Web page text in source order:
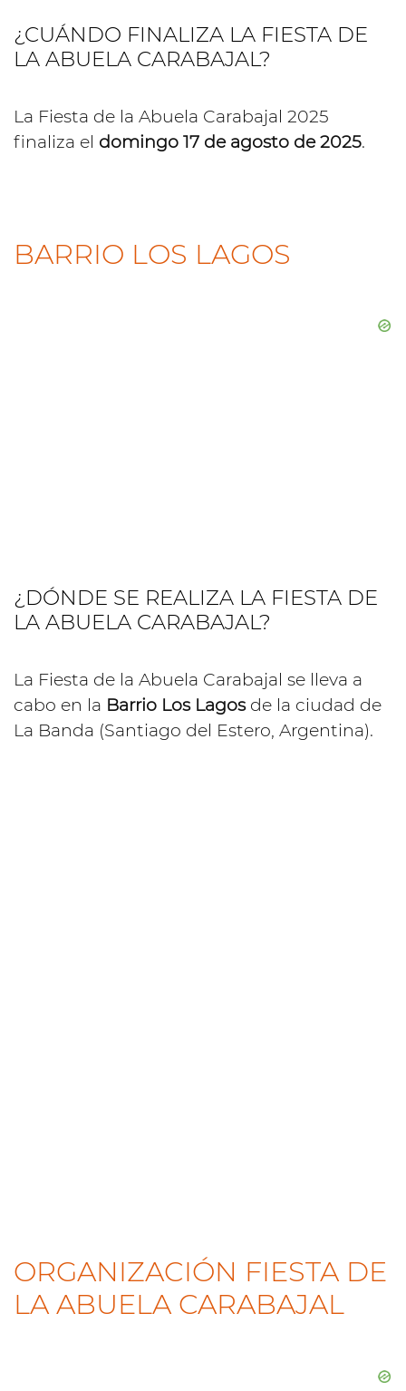
¿CUÁNDO FINALIZA LA FIESTA DE
LA ABUELA CARABAJAL?
La Fiesta de la Abuela Carabajal 2025
finaliza el domingo 17 de agosto de 2025.
BARRIO LOS LAGOS
¿DÓNDE SE REALIZA LA FIESTA DE
LA ABUELA CARABAJAL?
La Fiesta de la Abuela Carabajal se lleva a
cabo en la Barrio Los Lagosde la ciudad de
La Banda (Santiago del Estero, Argentina).
ORGANIZACIÓN FIESTA DE
LA ABUELA CARABAJAL